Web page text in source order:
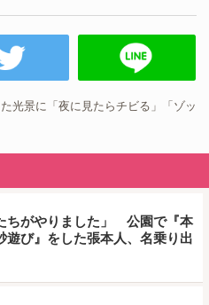
光景に「夜に見たらチビる」「ゾッ
ちがやりました」 公園で『本
遊び』をした張本人、名乗り出